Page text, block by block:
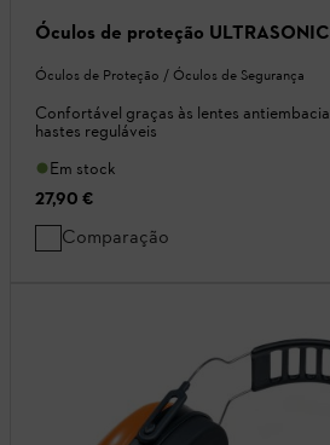
Óculos de proteção ULTRASONIC
Óculos de Proteção / Óculos de Segurança
Confortável graças às lentes
hastes reguláveis
Em stock
27,90 €
Comparação